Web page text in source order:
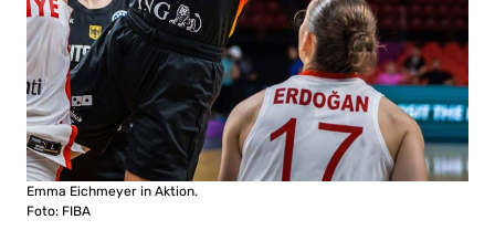
Emma Eichmeyer in Aktion.
Foto: FIBA